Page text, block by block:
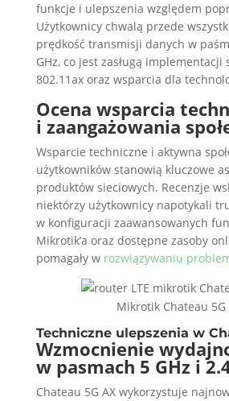
funkcje i ulepszenia względem
Użytkownicy chwalą przede
prędkość transmisji danych w
GHz, co jest zasługą implementacji
802.11ax oraz wsparcia dla
Ocena wsparcia
i zaangażowania
Wsparcie techniczne i aktywna
użytkowników stanowią kluczowe
produktów sieciowych. Recenzje
niektórzy użytkownicy napotykali
w konfiguracji zaawansowanych
Mikrotik’a oraz dostępne zasoby
pomagały w rozwiązywaniu
Mikrotik Chateau 5G
Techniczne ulepszenia w
Wzmocnienie
w pasmach 5 GHz i
Chateau 5G AX wykorzystuje